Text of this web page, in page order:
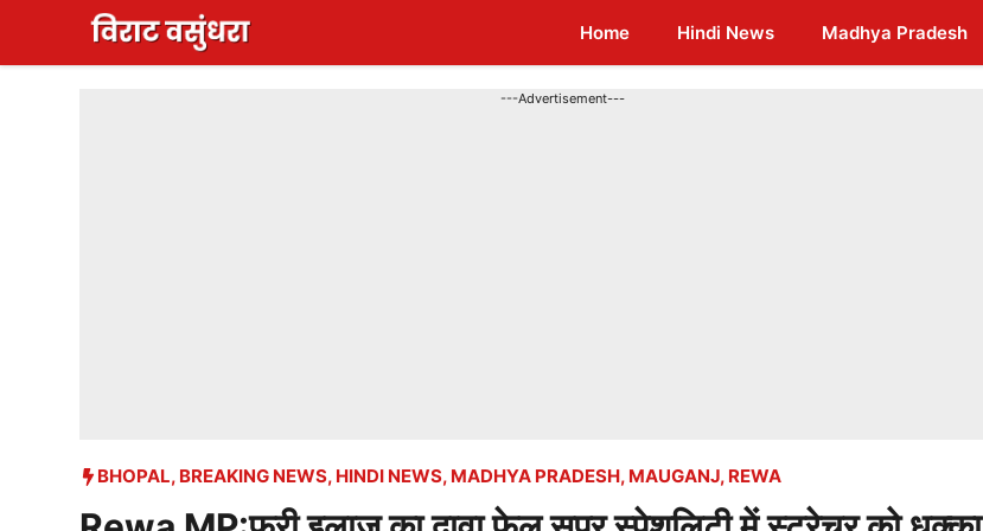
content
Home Hindi News Madhya Pradesh
---Advertisement---
BHOPAL, BREAKING NEWS, HINDI NEWS, MADHYA PRADESH, MAUGANJ, REWA